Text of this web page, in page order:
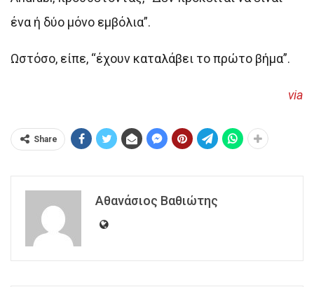
ένα ή δύο μόνο εμβόλια”.
Ωστόσο, είπε, “έχουν καταλάβει το πρώτο βήμα”.
via
Share
Αθανάσιος Βαθιώτης